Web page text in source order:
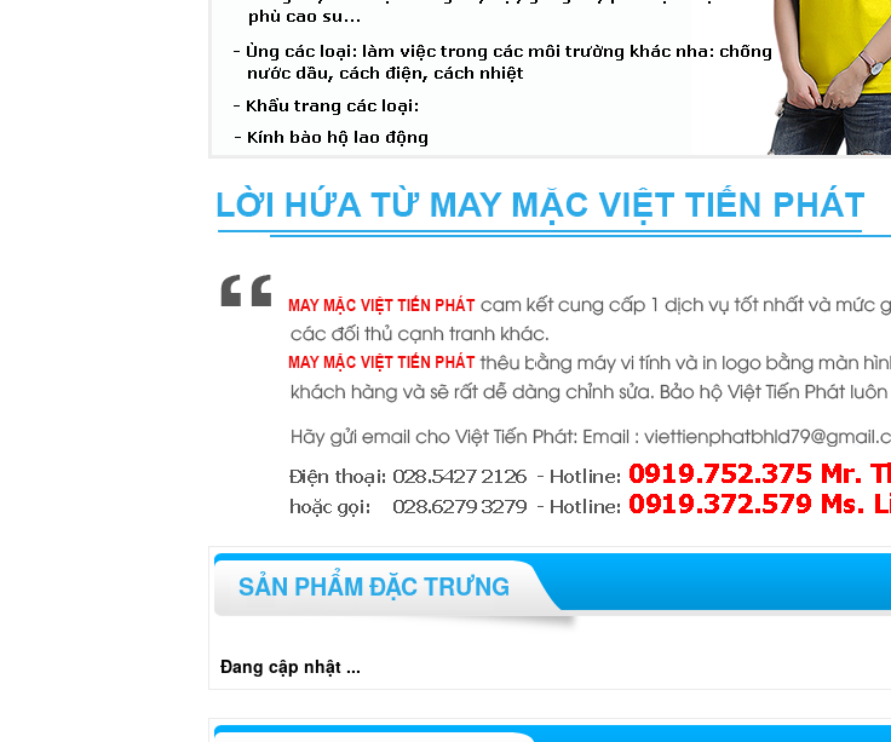
SẢN PHẨM ĐẶC TRƯNG
Đang cập nhật ...